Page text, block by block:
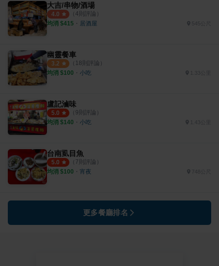
大吉/串物/酒場
4.0 （ 4則評論）
均消 $415 ・ 居酒屋 545公尺
幽靈餐車
3.2 （ 18則評論）
均消 $100 ・ 小吃 1.33公里
盧記滷味
5.0 （ 9則評論）
均消 $140 ・ 小吃 1.43公里
台南虱目魚
5.0 （ 7則評論）
均消 $100 ・ 宵夜 748公尺
更多餐廳排名